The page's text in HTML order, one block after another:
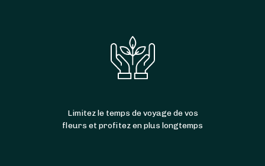
Limitez le temps de voyage de vos
fleurs et profitez en plus longtemps